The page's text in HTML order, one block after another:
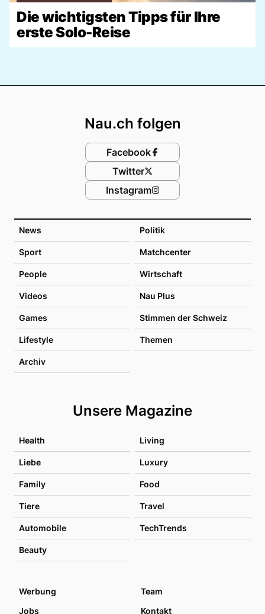
Die wichtigsten Tipps für Ihre
erste Solo-Reise
News Politik
Sport Matchcenter
People Wirtschaft
Videos Nau Plus
Games Stimmen der Schweiz
Lifestyle Themen
Archiv
Unsere Magazine
Health Living
Liebe Luxury
Family Food
Tiere Travel
Automobile TechTrends
Beauty
Nau.ch folgen
Facebook
Twitter
Instagram
Werbung
Team
Jobs
Kontakt